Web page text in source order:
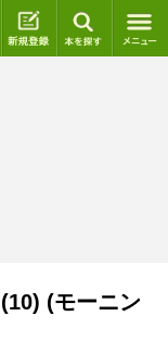
ログイン 新規登録
(モーニン